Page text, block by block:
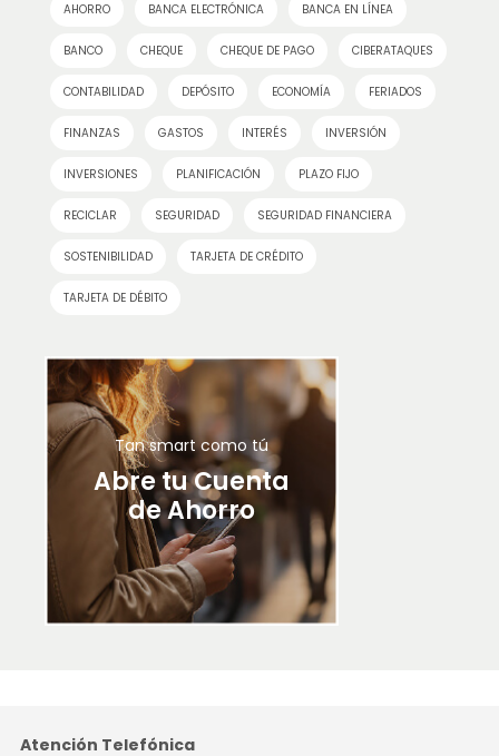
AHORRO BANCA ELECTRÓNICA BANCA EN LÍNEA
BANCO CHEQUE CHEQUE DE PAGO CIBERATAQUES
CONTABILIDAD DEPÓSITO ECONOMÍA FERIADOS
FINANZAS GASTOS INTERÉS INVERSIÓN
INVERSIONES PLANIFICACIÓN PLAZO FIJO
RECICLAR SEGURIDAD SEGURIDAD FINANCIERA
SOSTENIBILIDAD TARJETA DE CRÉDITO
TARJETA DE DÉBITO
Tan smart como tú
Abre tu Cuenta
de Ahorro
Atención Telefónica